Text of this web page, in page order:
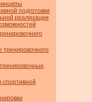
подготовки
реализации
тренировочного
спортивной